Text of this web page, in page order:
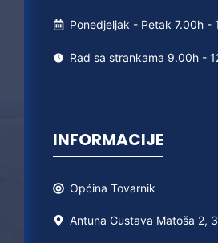
Ponedjeljak - Petak 7.00h -
Rad sa strankama 9.00h -
INFORMACIJE
Općina Tovarnik
Antuna Gustava Matoša 2,